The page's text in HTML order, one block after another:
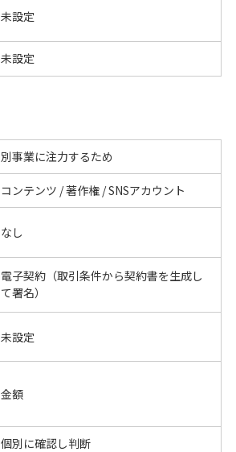
未設定
未設定
別事業に注力するため
コンテンツ / 著作権 / SNSアカウント
なし
電子契約（取引条件から契約書を生成し
て署名）
未設定
金額
個別に確認し判断